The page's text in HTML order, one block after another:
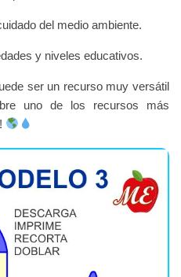
del medio ambiente.
y niveles educativos.
ser un recurso muy versátil
uno de los recursos más